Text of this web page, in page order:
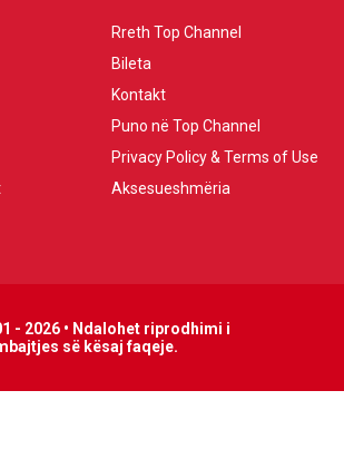
Rreth Top Channel
Bileta
Kontakt
Puno në Top Channel
Privacy Policy & Terms of Use
Aksesueshmëria
- 2026 • Ndalohet riprodhimi i
së kësaj faqeje.